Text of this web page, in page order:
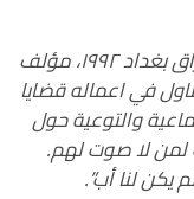
عن موسى الشديدي: موسى مواليد العراق بغداد ١٩٩٢، مؤلف
في اعماله قضايا
والتوعية حول
لمن لا صوت لهم.
يكن لنا أب”.